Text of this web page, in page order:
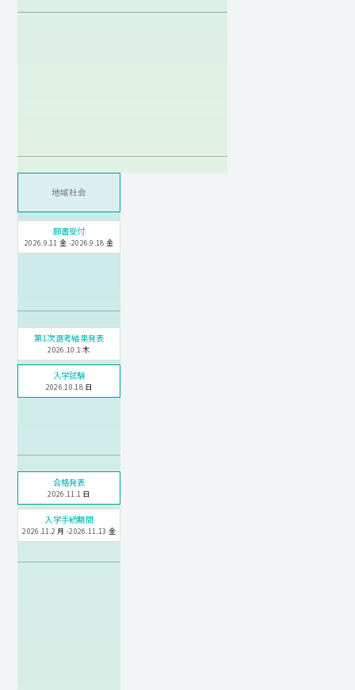
地域社会
願書受付
2026.9.11 金 -2026.9.18 金
第1次選考結果発表
2026.10.1 木
入学試験
2026.10.18 日
合格発表
2026.11.1 日
入学手続期間
2026.11.2 月 -2026.11.13 金